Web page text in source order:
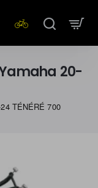
Yamaha 20-
TÉNÉRÉ 700